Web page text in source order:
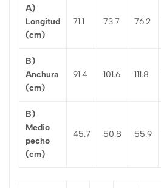
A)
Longitud
(cm)
71.1 73.7 76.2
B)
Anchura
(cm)
91.4 101.6 111.8
B)
Medio
pecho
(cm)
45.7 50.8 55.9